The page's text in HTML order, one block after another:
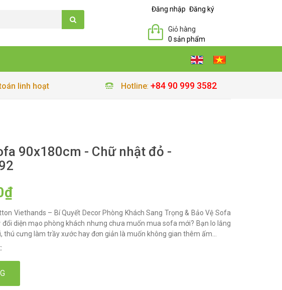
Đăng nhập Đăng ký
Giỏ hàng
0 sản phẩm
linh hoạt Hotline: +84 90 999 3582
90x180cm - Chữ nhật đỏ -
Viethands – Bí Quyết Decor Phòng Khách Sang Trọng & Bảo Vệ Sofa
đổi diện mạo phòng khách nhưng chưa muốn mua sofa mới? Bạn lo lắng
thú cưng làm trầy xước hay đơn giản là muốn không gian thêm ấm...